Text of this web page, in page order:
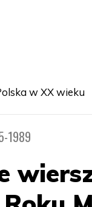
w XX wieku
1989